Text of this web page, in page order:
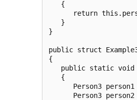
   {
return
   }
}
public struct
{
public static void
   {
Person3
Person3